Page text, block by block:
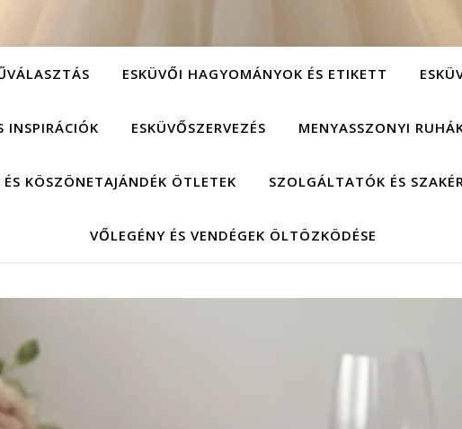
ESKÜVŐI HAGYOMÁNYOK ÉS ETIKETT
INSPIRÁCIÓK ESKÜVŐSZERVEZÉS MENYASSZONYI
KÖSZÖNETAJÁNDÉK ÖTLETEK SZOLGÁLTATÓK ÉS
VŐLEGÉNY ÉS VENDÉGEK ÖLTÖZKÖDÉSE